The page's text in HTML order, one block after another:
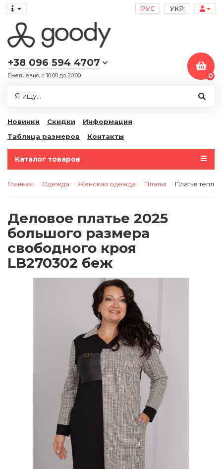
РУС УКР
+38 096 594 4707
Ежедневно, с 10:00 до 20:00 0
Новинки Скидки
Информация
Таблица размеров
Контакты
Каталог товаров
Главная Одежда Женская одежда Платья Платье
Деловое платье 2025
большого размера
свободного кроя
LB270302 беж